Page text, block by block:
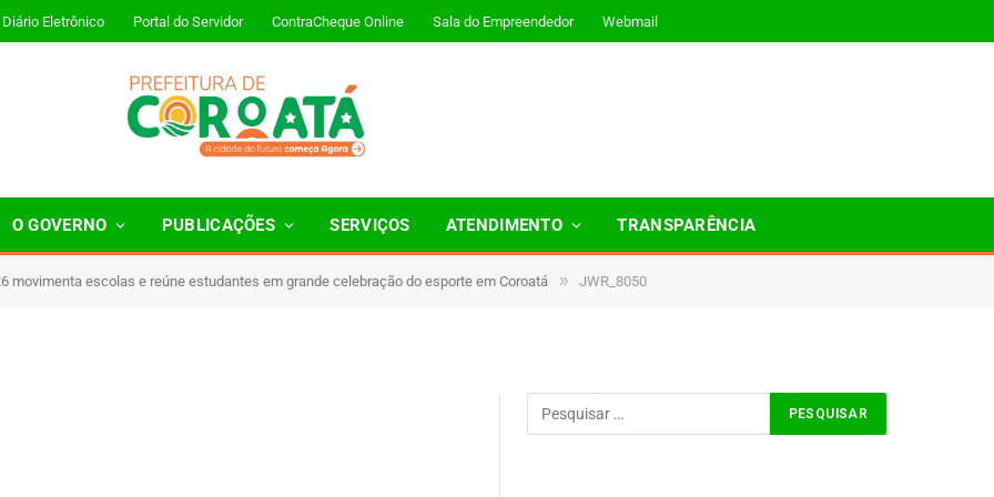
Diário Eletrônico Portal do Servidor ContraCheque Online Sala do Empreendedor Webmail
O GOVERNO PUBLICAÇÕES SERVIÇOS ATENDIMENTO TRANSPARÊNCIA
movimenta escolas e reúne estudantes em grande celebração do esporte em Coroatá » JWR_8050